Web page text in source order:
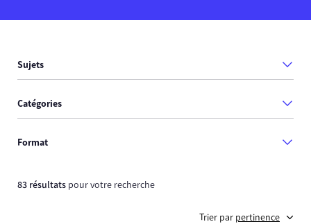
Sujets
Catégories
Format
83 résultats pour votre recherche
Trier par pertinence